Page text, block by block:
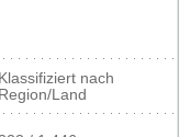
Klassifiziert nach
Region/Land